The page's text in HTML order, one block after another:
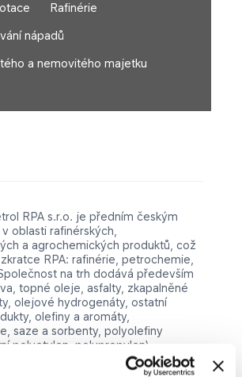
Rafinérie
nápadů
a nemovitého majetku
RPA s.r.o. je předním českým
oblasti rafinérských,
a agrochemických produktů, což
RPA: rafinérie, petrochemie,
na trh dodává především
topné oleje, asfalty, zkapalněné
olejové hydrogenáty, ostatní
olefiny a aromáty,
saze a sorbenty, polyolefiny
polyetylen, polypropylen).
na jednu výrobní jednotku